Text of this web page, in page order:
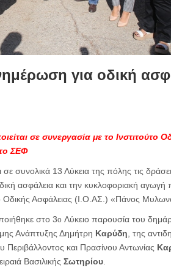
για οδική
σε συνεργασία με το Ινστιτούτο
ΣΕΦ
σε συνολικά 13 Λύκεια της πόλης τις
ασφάλεια και την κυκλοφοριακή
Οδικής Ασφάλειας (Ι.Ο.ΑΣ.) «Πάνος
στο 3οΛύκειο παρουσία του
Ανάπτυξης Δημήτρη Καρύδη , της
Περιβάλλοντος και Πρασίνου Αντωνίας
Βασιλικής Σωτηρίου.